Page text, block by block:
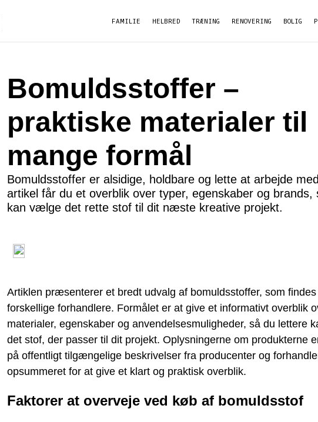
FAMILIE HELBRED TRÆNING RENOVERING BOLIG
Bomuldsstoffer –
praktiske materialer til
mange formål
Bomuldsstoffer er alsidige, holdbare og lette at arbejde
artikel får du et overblik over typer, egenskaber og brands,
kan vælge det rette stof til dit næste kreative projekt.
Artiklen præsenterer et bredt udvalg af bomuldsstoffer, som
forskellige forhandlere. Formålet er at give et informativt overblik
materialer, egenskaber og anvendelsesmuligheder, så du lettere
det stof, der passer til dit projekt. Oplysningerne om produkterne
på offentligt tilgængelige beskrivelser fra producenter og
opsummeret for at give et klart og praktisk overblik.
Faktorer at overveje ved køb af bomuldsstof